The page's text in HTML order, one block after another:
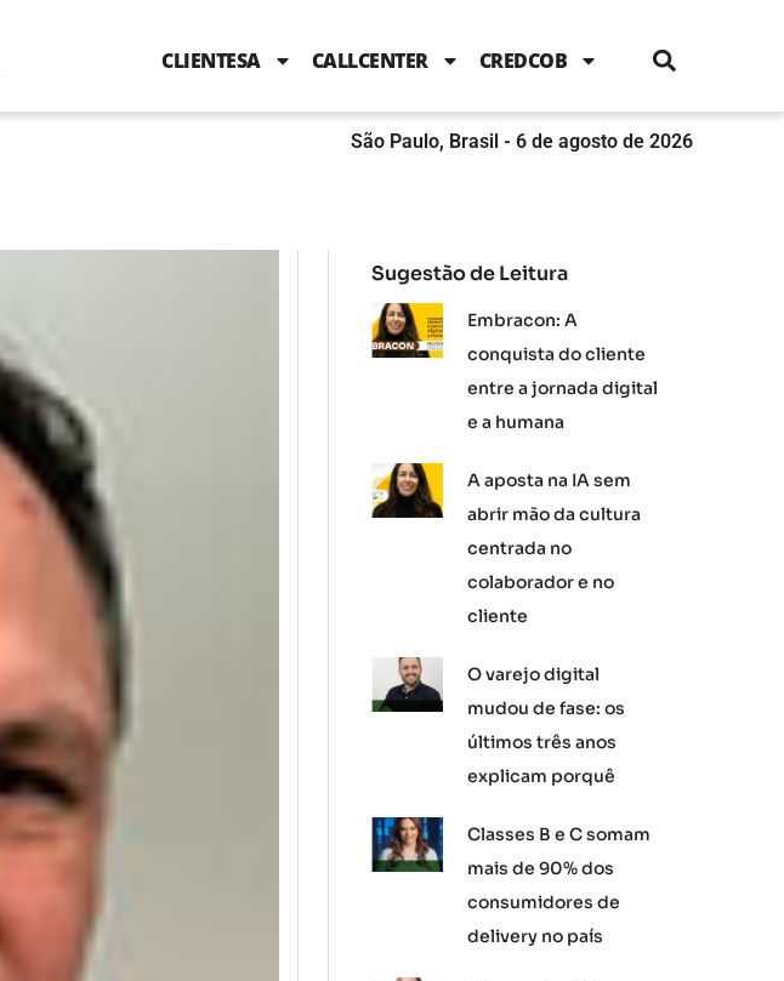
b
o
k
t
e
b
n
g
a
m
CLIENTESA CALLCENTER CREDCOB
São Paulo, Brasil - 6 de agosto de 2026
Sugestão de Leitura
Embracon: A
conquista do cliente
entre a jornada digital
e a humana
A aposta na IA sem
abrir mão da cultura
centrada no
colaborador e no
cliente
O varejo digital
mudou de fase: os
últimos três anos
explicam porquê
Classes B e C somam
mais de 90% dos
consumidores de
delivery no país